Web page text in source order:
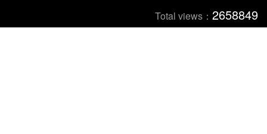
Total views： 2658849